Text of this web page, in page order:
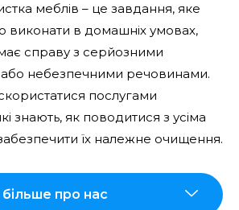
меблів – це завдання, яке
виконати в домашніх умовах,
справу з серйозними
небезпечними речовинами.
послугами
знають, як поводитися з усіма
їх належне очищення.
про нас